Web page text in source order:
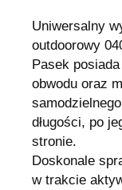
Uniwersalny
outdoorowy
Pasek
obwodu oraz
długości, po
stronie.
Doskonale
w trakcie